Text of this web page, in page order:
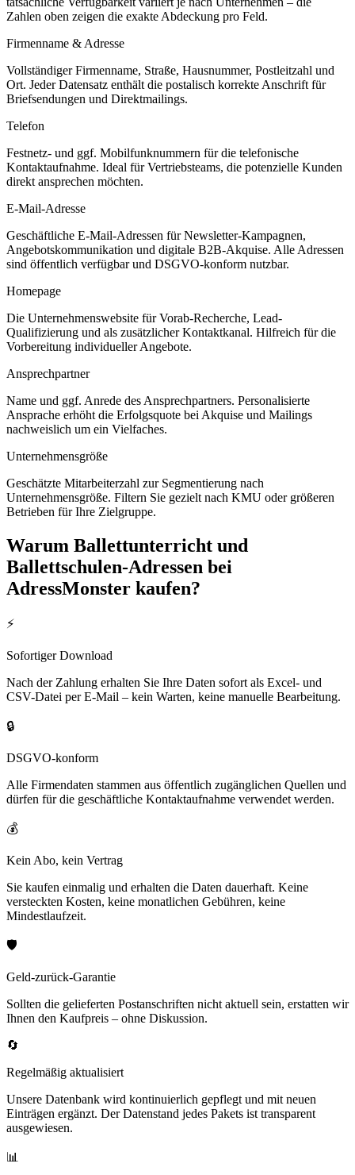
Zahlen oben zeigen die exakte Abdeckung pro Feld.
Firmenname & Adresse
Vollständiger Firmenname, Straße, Hausnummer, Postleitzahl und
Ort. Jeder Datensatz enthält die postalisch korrekte Anschrift für
Briefsendungen und Direktmailings.
Telefon
Festnetz- und ggf. Mobilfunknummern für die telefonische
Kontaktaufnahme. Ideal für Vertriebsteams, die potenzielle Kunden
direkt ansprechen möchten.
E-Mail-Adresse
Geschäftliche E-Mail-Adressen für Newsletter-Kampagnen,
Angebotskommunikation und digitale B2B-Akquise. Alle Adressen
sind öffentlich verfügbar und DSGVO-konform nutzbar.
Homepage
Die Unternehmenswebsite für Vorab-Recherche, Lead-
Qualifizierung und als zusätzlicher Kontaktkanal. Hilfreich für die
Vorbereitung individueller Angebote.
Ansprechpartner
Name und ggf. Anrede des Ansprechpartners. Personalisierte
Ansprache erhöht die Erfolgsquote bei Akquise und Mailings
nachweislich um ein Vielfaches.
Unternehmensgröße
Geschätzte Mitarbeiterzahl zur Segmentierung nach
Unternehmensgröße. Filtern Sie gezielt nach KMU oder größeren
Betrieben für Ihre Zielgruppe.
Warum Ballettunterricht und
Ballettschulen-Adressen bei
AdressMonster kaufen?
⚡
Sofortiger Download
Nach der Zahlung erhalten Sie Ihre Daten sofort als Excel- und
CSV-Datei per E-Mail – kein Warten, keine manuelle Bearbeitung.
🔒
DSGVO-konform
Alle Firmendaten stammen aus öffentlich zugänglichen Quellen und
dürfen für die geschäftliche Kontaktaufnahme verwendet werden.
💰
Kein Abo, kein Vertrag
Sie kaufen einmalig und erhalten die Daten dauerhaft. Keine
versteckten Kosten, keine monatlichen Gebühren, keine
Mindestlaufzeit.
🛡️
Geld-zurück-Garantie
Sollten die gelieferten Postanschriften nicht aktuell sein, erstatten wir
Ihnen den Kaufpreis – ohne Diskussion.
🔄
Regelmäßig aktualisiert
Unsere Datenbank wird kontinuierlich gepflegt und mit neuen
Einträgen ergänzt. Der Datenstand jedes Pakets ist transparent
ausgewiesen.
📊